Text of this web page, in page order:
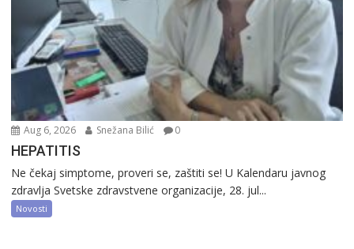
Aug 6, 2026 Snežana Bilić 0
HEPATITIS
Ne čekaj simptome, proveri se, zaštiti se! U Kalendaru javnog
zdravlja Svetske zdravstvene organizacije, 28. jul...
Novosti